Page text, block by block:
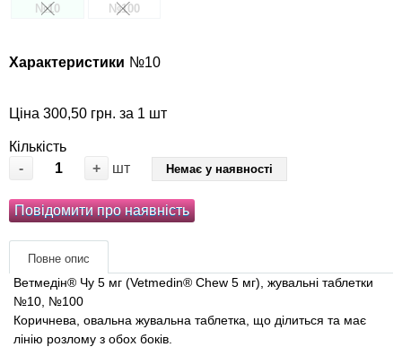
№10 №100
Характеристики №10
Ціна 300,50 грн. за 1 шт
Кількість
-
+ шт Немає у наявності
Повідомити про наявність
Повне опис
Ветмедін® Чу 5 мг (Vetmedin® Chew 5 мг), жувальні таблетки
№10, №100
Коричнева, овальна жувальна таблетка, що ділиться та має
лінію розлому з обох боків.
Переноски, сумки, клітки
Післяопераційні засоби та витратні
Подарункові сертифікати
Товари для голубів
Товари для гризунів
Товари для коней